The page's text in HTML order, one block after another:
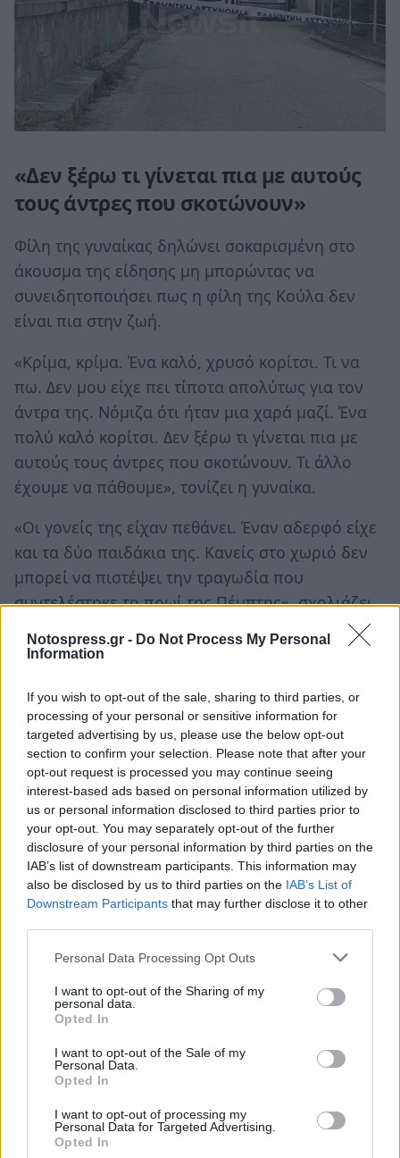
Notospress.gr - Do Not Process My Personal
Information
If you wish to opt-out of the sale, sharing to third parties, or
processing of your personal or sensitive information for
targeted advertising by us, please use the below opt-out
section to confirm your selection. Please note that after your
opt-out request is processed you may continue seeing
interest-based ads based on personal information utilized by
us or personal information disclosed to third parties prior to
your opt-out. You may separately opt-out of the further
disclosure of your personal information by third parties on the
IAB’s list of downstream participants. This information may
also be disclosed by us to third parties on the IAB’s List of
Downstream Participants that may further disclose it to other
Personal Data Processing Opt Outs
I want to opt-out of the Sharing of my
personal data.
Opted In
I want to opt-out of the Sale of my
Personal Data.
Opted In
I want to opt-out of processing my
Personal Data for Targeted Advertising.
Opted In
«Δεν ξέρω τι γίνεται πια με αυτούς
τους άντρες που σκοτώνουν»
Φίλη της γυναίκας δηλώνει σοκαρισμένη στο
άκουσμα της είδησης μη μπορώντας να
συνειδητοποιήσει πως η φίλη της Κούλα δεν
είναι πια στην ζωή.
«Κρίμα, κρίμα. Ένα καλό, χρυσό κορίτσι. Τι να
πω. Δεν μου είχε πει τίποτα απολύτως για τον
άντρα της. Νόμιζα ότι ήταν μια χαρά μαζί. Ένα
πολύ καλό κορίτσι. Δεν ξέρω τι γίνεται πια με
αυτούς τους άντρες που σκοτώνουν. Τι άλλο
έχουμε να πάθουμε», τονίζει η γυναίκα.
«Οι γονείς της είχαν πεθάνει. Έναν αδερφό είχε
και τα δύο παιδάκια της. Κανείς στο χωριό δεν
μπορεί να πιστέψει την τραγωδία που
συντελέστηκε το πρωί της Πέμπτης», σχολιάζει.
Πληροφορίες αναφέρουν ότι ο θάνατος της
πάντα σύμφωνα με πληροφορίες φαίνεται να
υπάρχει ιστορικό ενδοοικογενειακής βίας σε
βάρος του γιου του.
«Ο γιος τους είχε δικαστήριο σήμερα
και ήταν να πάνε»
«Ο γιος του ζευγαριού είναι φυλακή. Σήμερα
είχε δικαστήριο για να κάνει αίτημα
πάνε και οι δύο. Έφτασε η ώρα να πάνε και δεν
πήγαν και ο γιος τους καλούσε και δεν
απαντούσαν», τονίζει στο newsit.gr ο ανιψιός
του ζευγαριού.
«Μετά από λίγο πήρε ο θείος μου στην
αστυνομία και είπε ότι σκότωσε τη γυναίκα του
και θα αυτοκτονήσει. Είχε 5 χρόνια να βγει από